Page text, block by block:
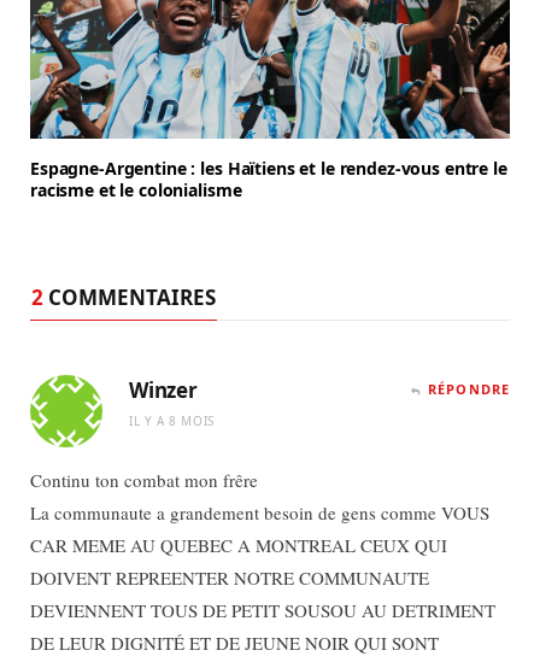
Espagne-Argentine : les Haïtiens et le rendez-vous entre le
racisme et le colonialisme
2 COMMENTAIRES
Winzer
IL Y A 8 MOIS
RÉPONDRE
Continu ton combat mon frêre
La communaute a grandement besoin de gens comme VOUS
CAR MEME AU QUEBEC A MONTREAL CEUX QUI
DOIVENT REPREENTER NOTRE COMMUNAUTE
DEVIENNENT TOUS DE PETIT SOUSOU AU DETRIMENT
DE LEUR DIGNITÉ ET DE JEUNE NOIR QUI SONT